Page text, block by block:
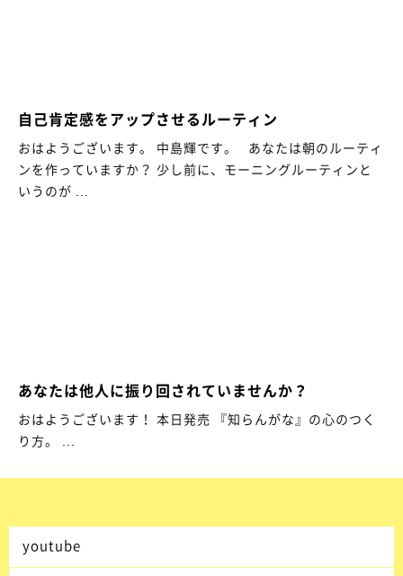
自己肯定感をアップさせるルーティン
おはようございます。 中島輝です。 あなたは朝のルーティ
ンを作っていますか？ 少し前に、モーニングルーティンと
いうのが ...
あなたは他人に振り回されていませんか？
おはようございます！ 本日発売 『知らんがな』の心のつく
り方。 ...
youtube